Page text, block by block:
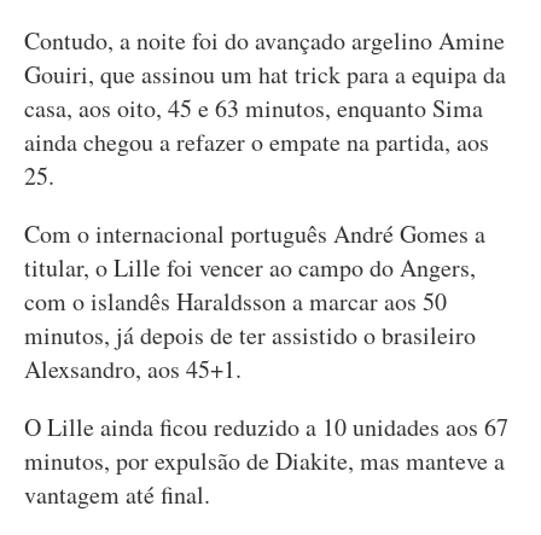
Contudo, a noite foi do avançado argelino Amine
Gouiri, que assinou um hat trick para a equipa da
casa, aos oito, 45 e 63 minutos, enquanto Sima
ainda chegou a refazer o empate na partida, aos
25.
Com o internacional português André Gomes a
titular, o Lille foi vencer ao campo do Angers,
com o islandês Haraldsson a marcar aos 50
minutos, já depois de ter assistido o brasileiro
Alexsandro, aos 45+1.
O Lille ainda ficou reduzido a 10 unidades aos 67
minutos, por expulsão de Diakite, mas manteve a
vantagem até final.